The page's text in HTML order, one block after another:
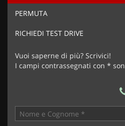
Ho letto e accettol'informativa
Acconsento al trattamento dei
Invia la tua
PERMUTA
RICHIEDI TEST DRIVE
Vuoi saperne di più? Scrivici!
I campi contrassegnati con *